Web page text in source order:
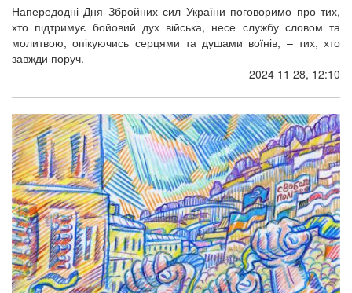
Напередодні Дня Збройних сил України поговоримо про тих,
хто підтримує бойовий дух війська, несе службу словом та
молитвою, опікуючись серцями та душами воїнів, – тих, хто
завжди поруч.
2024 11 28, 12:10